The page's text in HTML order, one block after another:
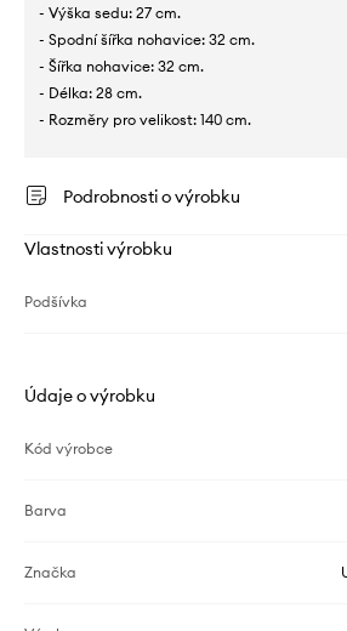
- Výška sedu: 27 cm.
- Spodní šířka nohavice: 32 cm.
- Šířka nohavice: 32 cm.
- Délka: 28 cm.
- Rozměry pro velikost: 140 cm.
Podrobnosti o výrobku
Vlastnosti výrobku
Podšívka
Údaje o výrobku
Kód výrobce
Barva
Značka